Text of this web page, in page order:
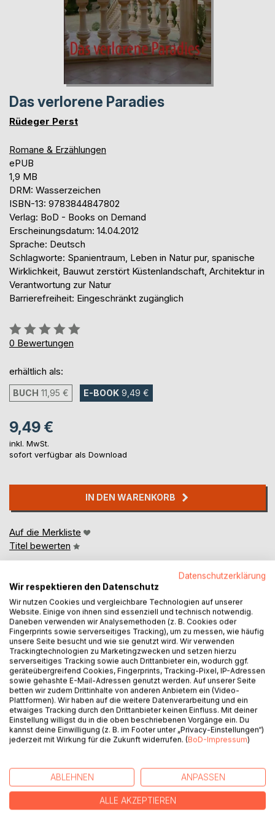
Das verlorene Paradies
Rüdeger Perst
Romane & Erzählungen
ePUB
1,9 MB
DRM: Wasserzeichen
ISBN-13: 9783844847802
Verlag: BoD - Books on Demand
Erscheinungsdatum: 14.04.2012
Sprache: Deutsch
Schlagworte: Spanientraum, Leben in Natur pur, spanische
Wirklichkeit, Bauwut zerstört Küstenlandschaft, Architektur in
Verantwortung zur Natur
Barrierefreiheit: Eingeschränkt zugänglich
Bewertung::
0%
0 Bewertungen
erhältlich als:
BUCH 11,95 € E-BOOK 9,49 €
9,49 €
inkl. MwSt.
sofort verfügbar als Download
IN DEN WARENKORB
Auf die Merkliste
Titel bewerten
BESCHREIBUNG
Nach jahrzehntelanger beruflicher Laufbahn als Architekt
und Bauunternehmer hat der Autor auf Anraten der Ärzte, in
Abstimmung mit seiner Frau, den vorzeitigen Ausstieg aus
dem Berufsleben vollzogen.
Diese Entscheidung ermöglichte gleichzeitig den Abschied
von einem gesellschaftlichen Dasein, welches in vielen
Das Buch beschreibt die Suche nach dem wahren
Lebenswert an einem friedlichen, naturnahen und abseits
gelegenen Ort.
Diese Anforderungen erfüllten sich in Spanien, in einem
Datenschutzerklärung
Wir respektieren den Datenschutz
Wir nutzen Cookies und vergleichbare Technologien auf unserer
Website. Einige von ihnen sind essenziell und technisch notwendig.
Daneben verwenden wir Analysemethoden (z. B. Cookies oder
Fingerprints sowie serverseitiges Tracking), um zu messen, wie häufig
unsere Seite besucht und wie sie genutzt wird. Wir verwenden
Trackingtechnologien zu Marketingzwecken und setzen hierzu
serverseitiges Tracking sowie auch Drittanbieter ein, wodurch ggf.
geräteübergreifend Cookies, Fingerprints, Tracking-Pixel, IP-Adressen
sowie gehashte E-Mail-Adressen genutzt werden. Auf unserer Seite
betten wir zudem Drittinhalte von anderen Anbietern ein (Video-
Plattformen). Wir haben auf die weitere Datenverarbeitung und ein
etwaiges Tracking durch den Drittanbieter keinen Einfluss. Mit deiner
Einstellung willigst du in die oben beschriebenen Vorgänge ein. Du
kannst deine Einwilligung (z. B. im Footer unter „Privacy-Einstellungen“)
jederzeit mit Wirkung für die Zukunft widerrufen. (BoD-Impressum)
ABLEHNEN ANPASSEN
ALLE AKZEPTIEREN